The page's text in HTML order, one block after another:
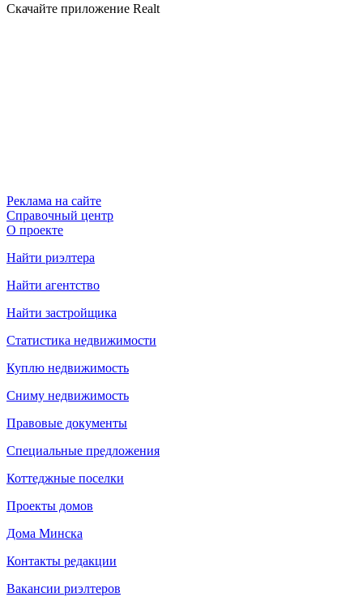
Скачайте приложение Realt
Реклама на сайте
Справочный центр
О проекте
Найти риэлтера
Найти агентство
Найти застройщика
Статистика недвижимости
Куплю недвижимость
Сниму недвижимость
Правовые документы
Специальные предложения
Коттеджные поселки
Проекты домов
Дома Минска
Контакты редакции
Вакансии риэлтеров